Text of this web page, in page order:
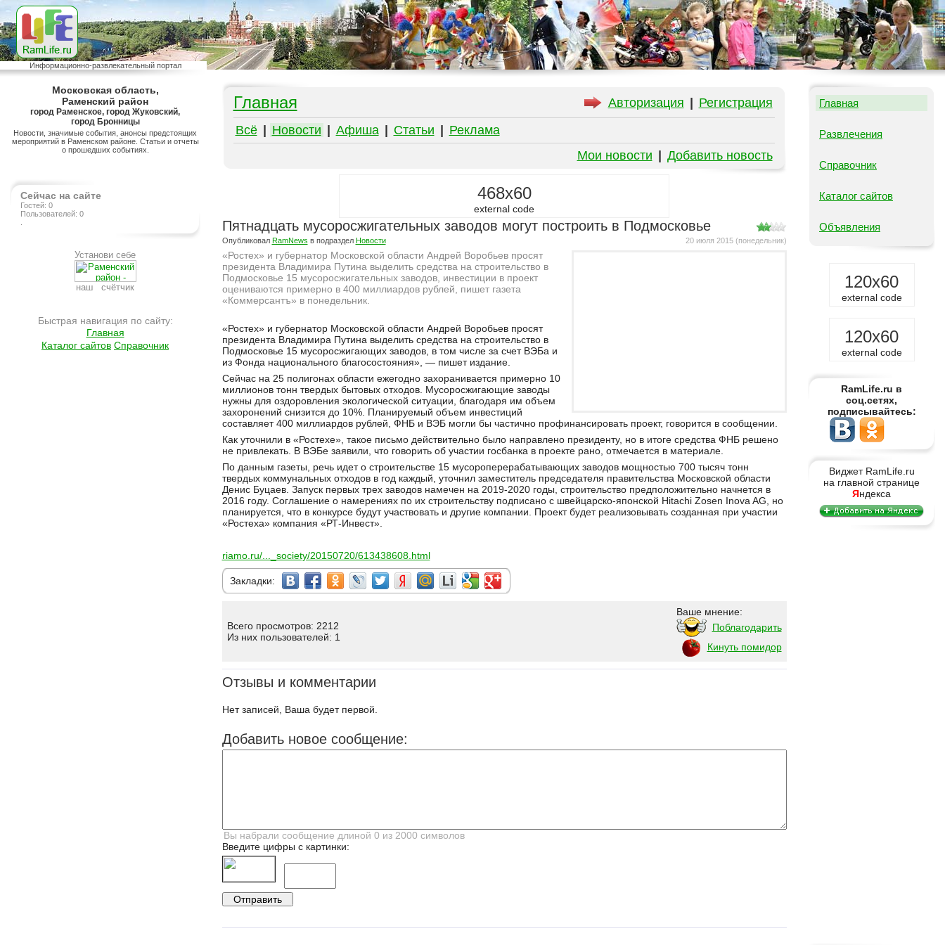
Информационно-развлекательный портал
Московская область,
Раменский район
город Раменское, город Жуковский,
город Бронницы
Новости, значимые события, анонсы предстоящих
мероприятий в Раменском районе. Статьи и отчеты
о прошедших событиях.
Сейчас на сайте
Гостей: 0
Пользователей: 0
Установи себе
наш счётчик
Быстрая навигация по сайту:
Главная
Каталог сайтов Справочник
Авторизация Регистрация
Главная
Всё Новости Афиша Статьи
Реклама
Мои новости
Добавить новость
468x60
external code
Пятнадцать мусоросжигательных заводов могут построить в Подмосковье
20 июля 2015 (понедельник)
Опубликовал RamNews в подраздел Новости
«Ростех» и губернатор Московской области Андрей Воробьев просят
президента Владимира Путина выделить средства на строительство в
Подмосковье 15 мусоросжигательных заводов, инвестиции в проект
оцениваются примерно в 400 миллиардов рублей, пишет газета
«Коммерсантъ» в понедельник.
«Ростех» и губернатор Московской области Андрей Воробьев просят
президента Владимира Путина выделить средства на строительство в
Подмосковье 15 мусоросжигающих заводов, в том числе за счет ВЭБа и
из Фонда национального благосостояния», — пишет издание.
Сейчас на 25 полигонах области ежегодно захоранивается примерно 10
миллионов тонн твердых бытовых отходов. Мусоросжигающие заводы
нужны для оздоровления экологической ситуации, благодаря им объем
захоронений снизится до 10%. Планируемый объем инвестиций
составляет 400 миллиардов рублей, ФНБ и ВЭБ могли бы частично профинансировать проект, говорится в сообщении.
Как уточнили в «Ростехе», такое письмо действительно было направлено президенту, но в итоге средства ФНБ решено
не привлекать. В ВЭБе заявили, что говорить об участии госбанка в проекте рано, отмечается в материале.
По данным газеты, речь идет о строительстве 15 мусороперерабатывающих заводов мощностью 700 тысяч тонн
твердых коммунальных отходов в год каждый, уточнил заместитель председателя правительства Московской области
Денис Буцаев. Запуск первых трех заводов намечен на 2019-2020 годы, строительство предположительно начнется в
2016 году. Соглашение о намерениях по их строительству подписано с швейцарско-японской Hitachi Zosen Inova AG, но
планируется, что в конкурсе будут участвовать и другие компании. Проект будет реализовывать созданная при участии
«Ростеха» компания «РТ-Инвест».
riamo.ru/..._society/20150720/613438608.html
Закладки:
Всего просмотров: 2212
Из них пользователей: 1
Ваше мнение:
Поблагодарить
Кинуть помидор
Отзывы и комментарии
Нет записей, Ваша будет первой.
Добавить новое сообщение:
Введите цифры с картинки:
Главная
Развлечения
Справочник
Каталог сайтов
Объявления
120x60
external code
120x60
external code
RamLife.ru в
соц.сетях,
подписывайтесь:
Виджет RamLife.ru
на главной странице
Яндекса